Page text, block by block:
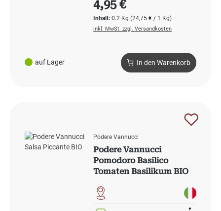
auf Lager
Inhalt:0.2 Kg(24,75 € / 1 Kg)
4,95 €
inkl. MwSt. zzgl. Versandkosten
In den Warenkorb
Podere Vannucci
Podere Vannucci
Pomodoro Basilico
Tomaten Basilikum BIO